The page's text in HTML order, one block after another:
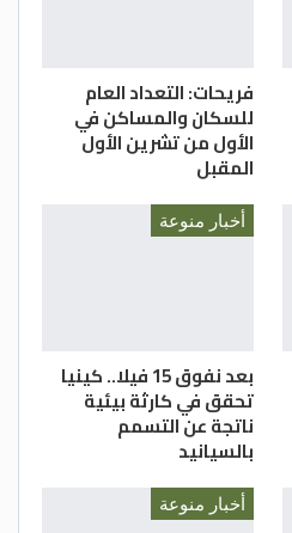
فريحات: التعداد العام
للسكان والمساكن في
الأول من تشرين الأول
المقبل
أخبار منوعة
بعد نفوق 15 فيلا.. كينيا
تحقق في كارثة بيئية
ناتجة عن التسمم
بالسيانيد
أخبار منوعة